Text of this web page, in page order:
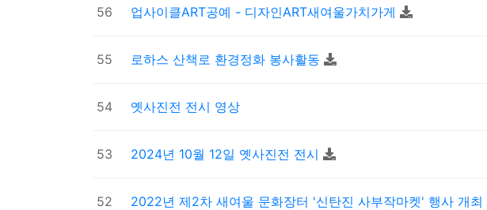
56 업사이클ART공예 - 디자인ART새여울가치가게
55 로하스 산책로 환경정화 봉사활동
54 옛사진전 전시 영상
53 2024년 10월 12일 옛사진전 전시
52 2022년 제2차 새여울 문화장터 '신탄진 사부작마켓' 행사 개최